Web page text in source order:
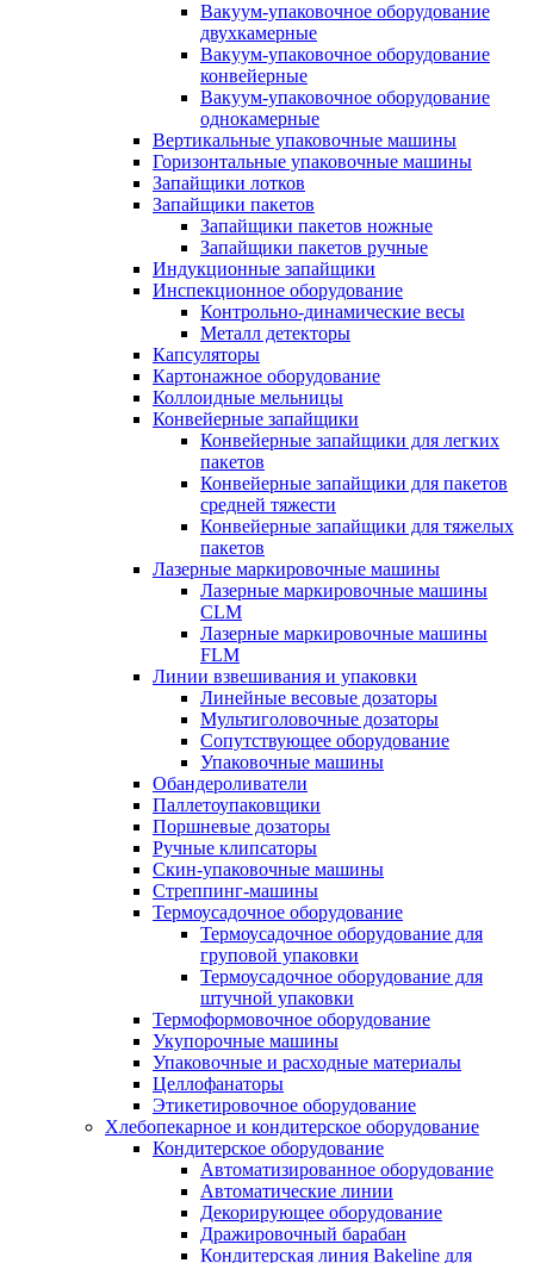
Вакуум-упаковочное оборудование
двухкамерные
Вакуум-упаковочное оборудование
конвейерные
Вакуум-упаковочное оборудование
однокамерные
Вертикальные упаковочные машины
Горизонтальные упаковочные машины
Запайщики лотков
Запайщики пакетов
Запайщики пакетов ножные
Запайщики пакетов ручные
Индукционные запайщики
Инспекционное оборудование
Контрольно-динамические весы
Металл детекторы
Капсуляторы
Картонажное оборудование
Коллоидные мельницы
Конвейерные запайщики
Конвейерные запайщики для легких
пакетов
Конвейерные запайщики для пакетов
средней тяжести
Конвейерные запайщики для тяжелых
пакетов
Лазерные маркировочные машины
Лазерные маркировочные машины
CLM
Лазерные маркировочные машины
FLM
Линии взвешивания и упаковки
Линейные весовые дозаторы
Мультиголовочные дозаторы
Сопутствующее оборудование
Упаковочные машины
Обандероливатели
Паллетоупаковщики
Поршневые дозаторы
Ручные клипсаторы
Скин-упаковочные машины
Стреппинг-машины
Термоусадочное оборудование
Термоусадочное оборудование для
груповой упаковки
Термоусадочное оборудование для
штучной упаковки
Термоформовочное оборудование
Укупорочные машины
Упаковочные и расходные материалы
Целлофанаторы
Этикетировочное оборудование
Хлебопекарное и кондитерское оборудование
Кондитерское оборудование
Автоматизированное оборудование
Автоматические линии
Декорирующее оборудование
Дражировочный барабан
Кондитерская линия Bakeline для